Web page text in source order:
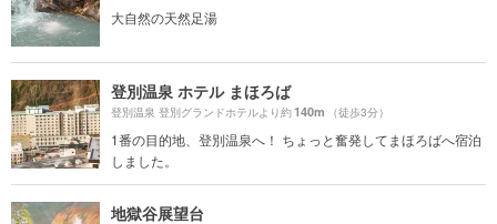
大自然の天然足湯
登別温泉 ホテル まほろば
登別温泉 登別グランドホテルより約140m （徒歩3分）
1番の目的地、登別温泉へ！ ちょっと奮発してまほろばへ宿泊
しました。
地獄谷展望台